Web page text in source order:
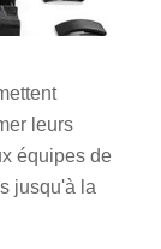
leurs
équipes de
jusqu'à la